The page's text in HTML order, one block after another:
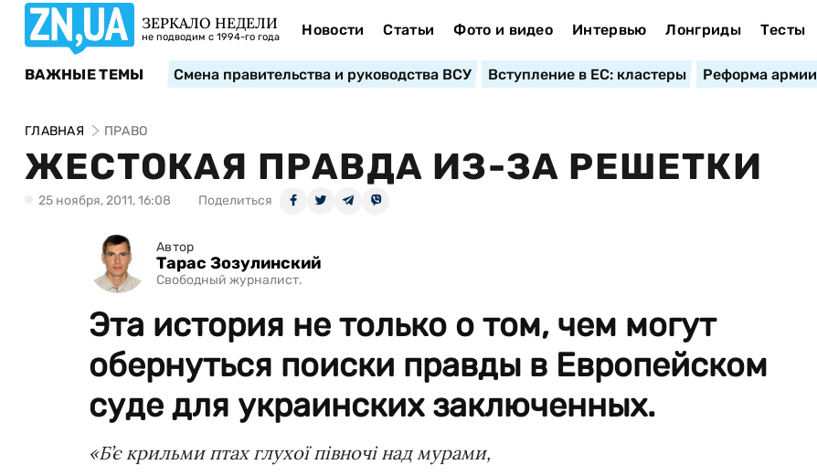
ЗЕРКАЛО НЕДЕЛИ
не подводим с 1994-го года Новости Статьи Фото и видео Интервью Лонгриды Тесты
ВАЖНЫЕ ТЕМЫ Смена правительства и руководства ВСУ Вступление в ЕС: кластеры Реформа армии
ГЛАВНАЯ ПРАВО
ЖЕСТОКАЯ ПРАВДА ИЗ-ЗА РЕШЕТКИ
25 ноября, 2011, 16:08 Поделиться
Автор
Тарас Зозулинский
Свободный журналист.
Эта история не только о том, чем могут
обернуться поиски правды в Европейском
суде для украинских заключенных.
«Б’є крильми птах глухої півночі над мурами,